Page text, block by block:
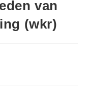
van
(wkr)